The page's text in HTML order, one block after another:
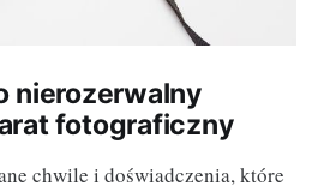
nierozerwalny
fotograficzny
chwile i doświadczenia, które